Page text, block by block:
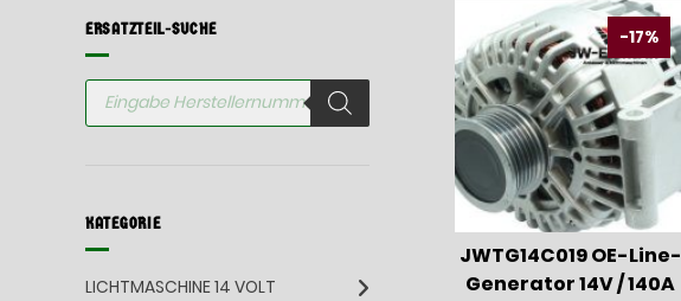
-17%
JWTG14C019 OE-Line-
Generator 14V / 140A
ERSATZTEIL-SUCHE
Products
search
KATEGORIE
LICHTMASCHINE 14 VOLT